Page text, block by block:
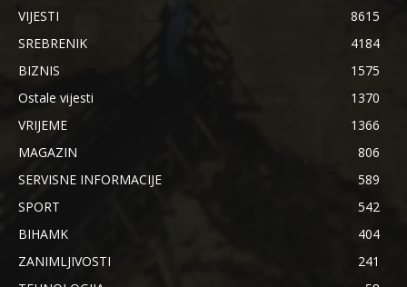
VIJESTI
8615
SREBRENIK
4184
BIZNIS
1575
Ostale vijesti
1370
VRIJEME
1366
MAGAZIN
806
SERVISNE INFORMACIJE
589
SPORT
542
BIHAMK
404
ZANIMLJIVOSTI
241